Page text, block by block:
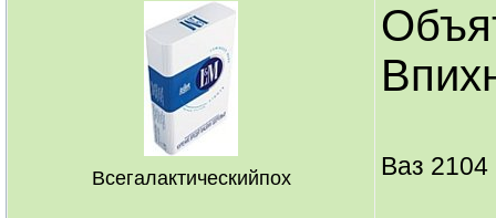
Всегалактическийпох Ваз 2104